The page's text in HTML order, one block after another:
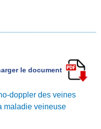
le document
doppler des veines
maladie veineuse